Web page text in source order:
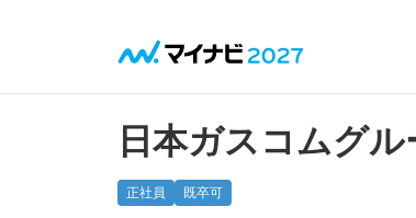
日本ガスコムグル
正社員 既卒可